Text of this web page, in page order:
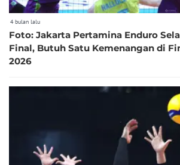
4 bulan lalu
Foto: Jakarta Pertamina Enduro
Final, Butuh Satu Kemenangan di
2026